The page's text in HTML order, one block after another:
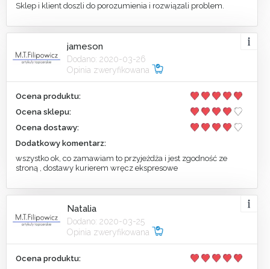
Sklep i klient doszli do porozumienia i rozwiązali problem.
jameson
Dodano: 2020-03-26
Opinia zweryfikowana
Ocena produktu:
Ocena sklepu:
Ocena dostawy:
Dodatkowy komentarz:
wszystko ok, co zamawiam to przyjeżdża i jest zgodność ze
stroną , dostawy kurierem wręcz ekspresowe
Natalia
Dodano: 2020-03-25
Opinia zweryfikowana
Ocena produktu: